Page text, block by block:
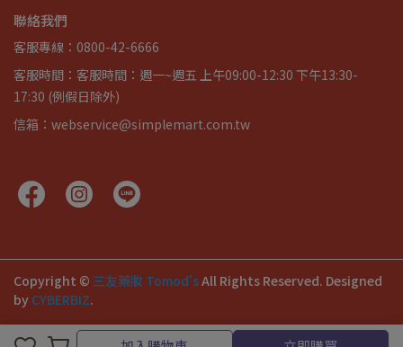
聯絡我們
客服專線：0800-42-6666
客服時間：客服時間：週一~週五 上午09:00-12:30 下午13:30-
17:30 (例假日除外)
信箱：webservice@simplemart.com.tw
Copyright © 三友藥妝 Tomod'sAll Rights Reserved. Designed
by CYBERBIZ.